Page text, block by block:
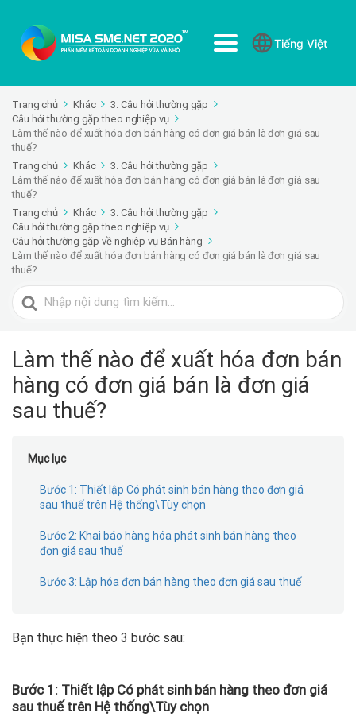
Tiếng Việt
Trang chủ Khác
3. Câu hỏi thường gặp
Câu hỏi thường gặp theo nghiệp vụ
Làm thế nào để xuất hóa đơn bán hàng có đơn giá bán là đơn giá sau
thuế?
Trang chủ
Khác
3. Câu hỏi thường gặp
Làm thế nào để xuất hóa đơn bán hàng có đơn giá bán là đơn giá sau
thuế?
Trang chủ
Khác
3. Câu hỏi thường gặp
Câu hỏi thường gặp theo nghiệp vụ
Câu hỏi thường gặp về nghiệp vụ Bán hàng
Làm thế nào để xuất hóa đơn bán hàng có đơn giá bán là đơn giá sau
thuế?
Tìm
kiếm
Làm thế nào để xuất hóa đơn bán
hàng có đơn giá bán là đơn giá
sau thuế?
Mục lục
Bước 1: Thiết lập Có phát sinh bán hàng theo đơn giá
sau thuế trên Hệ thống\Tùy chọn
Bước 2: Khai báo hàng hóa phát sinh bán hàng theo
đơn giá sau thuế
Bước 3: Lập hóa đơn bán hàng theo đơn giá sau thuế
Bạn thực hiện theo 3 bước sau:
Bước 1: Thiết lập Có phát sinh bán hàng theo đơn giá
sau thuế trên Hệ thống\Tùy chọn